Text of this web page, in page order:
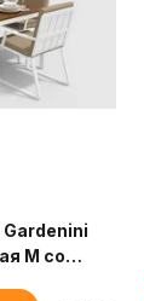
M со